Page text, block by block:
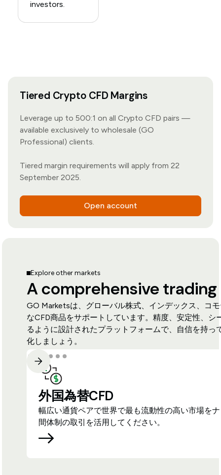
investors.
Tiered Crypto CFD Margins
Leverage up to 500:1 on all Crypto CFD pairs —
available exclusively to wholesale (GO
Professional) clients.
Tiered margin requirements will apply from 22
September 2025.
Open account
Explore other markets
A comprehensive
GO Marketsは、グローバル株式、インデックス、コ
なCFD商品をサポートしています。精度、安定性、シ
るように設計されたプラットフォームで、自信を持っ
化しましょう。
外国為替CFD
幅広い通貨ペアで世界で最も流動性の高い市場を
間体制の取引を活用してください。